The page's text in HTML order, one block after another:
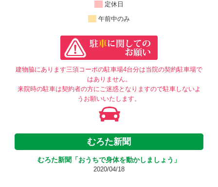
定休日
午前中のみ
建物脇にあります三須コーポの駐車場4台分は当院の契約駐車場で
はありません。
来院時の駐車は契約者の方にご迷惑となりますので駐車しないよ
うお願いいたします。
むろた新聞
むろた新聞「おうちで身体を動かしましょう」
2020/04/18